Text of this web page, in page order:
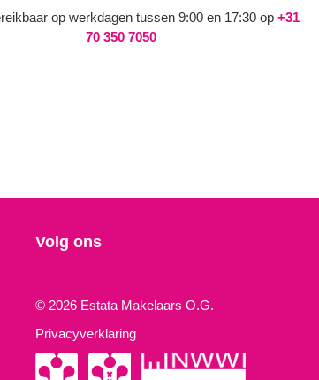
op werkdagen tussen 9:00 en 17:30 op +31
70 350 7050
Volg ons
© 2026 Estata Makelaars O.G.
Privacyverklaring